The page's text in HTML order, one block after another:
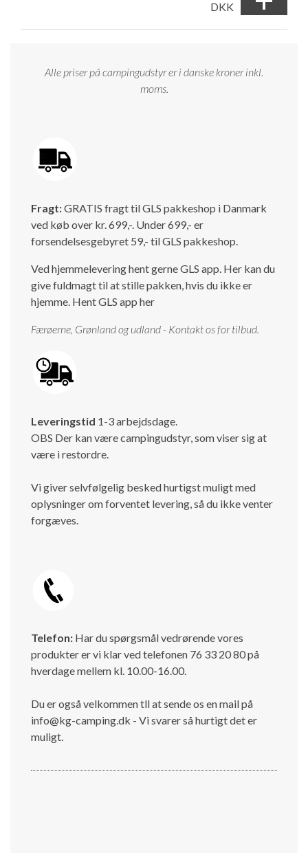
DKK
Alle priser på campingudstyr er i danske kroner inkl.
moms.
Fragt:GRATIS fragt til GLS pakkeshop i Danmark
ved køb over kr. 699,-. Under 699,- er
forsendelsesgebyret 59,- til GLS pakkeshop.
Ved hjemmelevering hent gerne GLS app. Her kan du
give fuldmagt til at stille pakken, hvis du ikke er
hjemme. Hent GLS app her
Færøerne, Grønland og udland - Kontakt os for tilbud.
Leveringstid 1-3 arbejdsdage.
OBS Der kan være campingudstyr, som viser sig at
være i restordre.
Vi giver selvfølgelig besked hurtigst muligt med
oplysninger om forventet levering, så du ikke venter
forgæves.
Telefon: Har du spørgsmål vedrørende vores
produkter er vi klar ved telefonen 76 33 20 80 på
hverdage mellem kl. 10.00-16.00.
Du er også velkommen tll at sende os en mail på
info@kg-camping.dk - Vi svarer så hurtigt det er
muligt.